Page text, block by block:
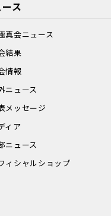
ス
真会ニュース
結果
情報
ニュース
メッセージ
ィア
ニュース
ィシャルショップ